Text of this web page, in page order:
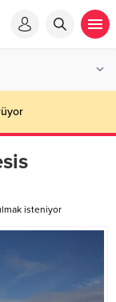
isteniyor